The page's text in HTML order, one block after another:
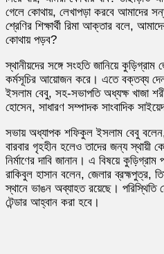
গেলে কোথায়, লেখাপড়া করবে আমাদের
শ্রেণির শিক্ষার্থী রিমা আক্তার বলে,
কোথায় পড়ব?
স্থানীয়দের সঙ্গে সংহতি জানিয়ে
কর্মসূচির আয়োজন করে। এতে বক্তব্য
ইসলাম বেবু, সহ-সভাপতি অধ্যক্ষ খাজা
হোসেন, সাধারণ সম্পাদক সাংবাদিক
সভায় অধ্যাপক শফিকুল ইসলাম বেবু বলেন,
বারবার গৃহহীন হলেও তাদের জন্য স্থায়ী
নির্মাণের দাবি জানান। এ বিষয়ে কুড়িগ্রাম
রাকিবুল হাসান বলেন, জেলার ব্রহ্মপুত্র,
স্থানে ভাঙন অব্যাহত রয়েছে।
টেন্ডার আহ্বান করা হবে।